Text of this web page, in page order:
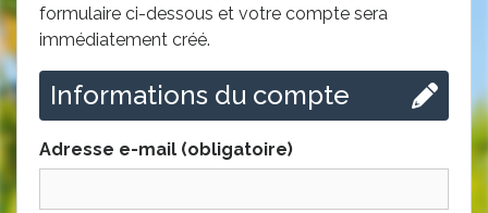
formulaire ci-dessous et votre compte sera
immédiatement créé.
Informations du compte
Adresse e-mail (obligatoire)